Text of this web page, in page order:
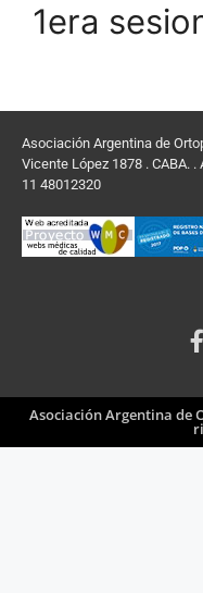
1era
Asociación Argentina de
Vicente López 1878 . CABA. .
11 48012320
Asociación Argentina de